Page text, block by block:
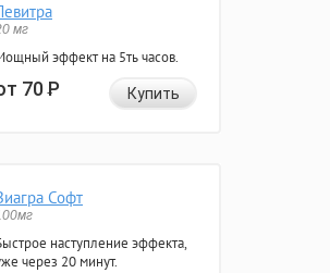
мг
эффект на 5ть часов.
70Р Купить
Софт
наступление эффекта,
через 20 минут.